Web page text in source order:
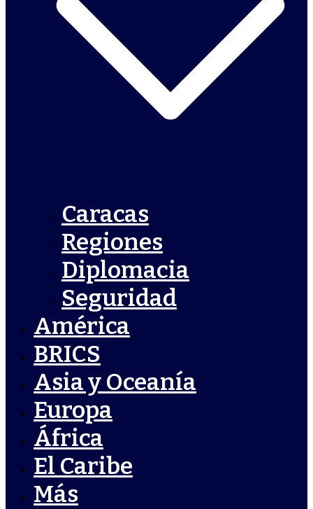
Caracas
Regiones
Diplomacia
Seguridad
América
BRICS
Asia y Oceanía
Europa
África
El Caribe
Más